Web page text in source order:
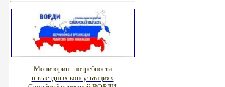
Мониторинг потребности
в выездных консультациях